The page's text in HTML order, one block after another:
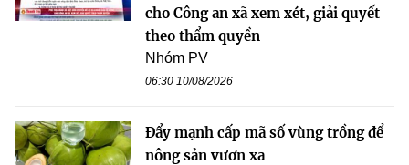
cho Công an xã xem xét, giải quyết
theo thẩm quyền
Nhóm PV
06:30 10/08/2026
Đẩy mạnh cấp mã số vùng trồng để
nông sản vươn xa